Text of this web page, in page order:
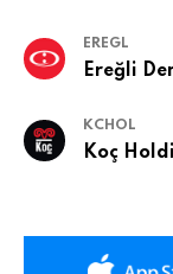
EREGL
Ereğli
KCHOL
Koç